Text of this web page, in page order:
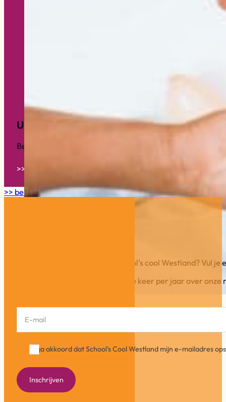
Update van het bestuur
Beste lezer, 2023 loopt op zijn eindje, het zijn letterlijk
>> Lees verder
>> bekijk alle nieuwsberichten en artikelen hier
Wil je op de hoogte blijven van School’s cool Westland? Vul
In onze Info-flits schrijven wij ca. drie keer per jaar over
Ik ga akkoord dat School's Cool Westland mijn e-mailadres
Inschrijven